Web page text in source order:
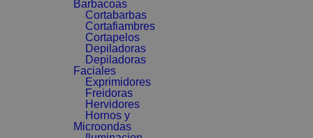
Barbacoas
Cortabarbas
Cortafiambres
Cortapelos
Depiladoras
Depiladoras
Faciales
Exprimidores
Freidoras
Hervidores
Hornos y
Microondas